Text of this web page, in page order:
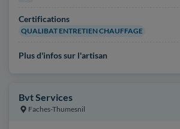
Certifications
QUALIBAT ENTRETIEN CHAUFFAGE
Plus d'infos sur l'artisan
Bvt Services
Faches-Thumesnil